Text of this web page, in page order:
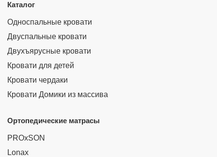
Каталог
Односпальные кровати
Двуспальные кровати
Двухъярусные кровати
Кровати для детей
Кровати чердаки
Кровати Домики из массива
Ортопедические матрасы
PROxSON
Lonax